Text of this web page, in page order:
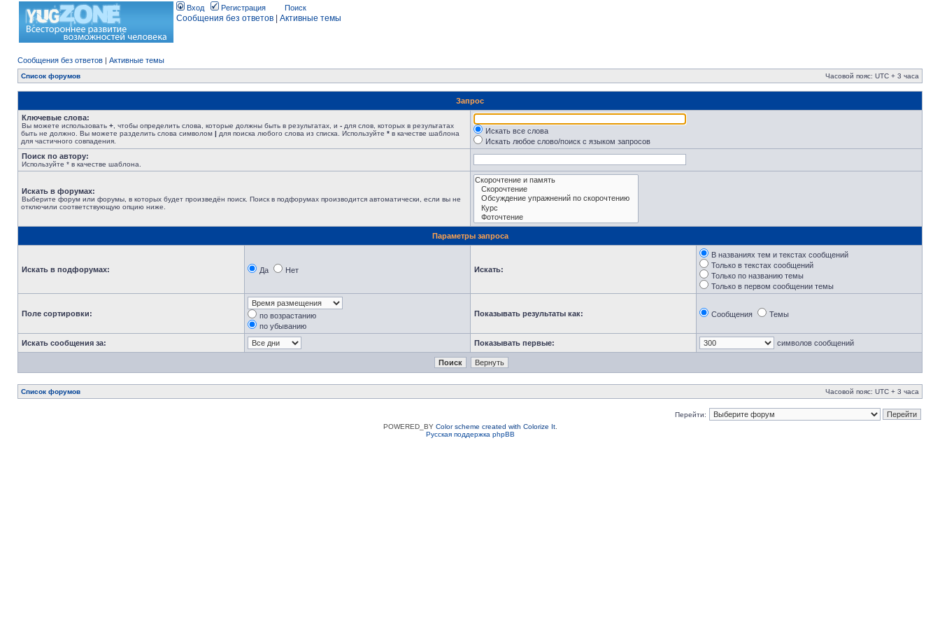
Вход Регистрация Поиск
Сообщения без ответов Активные темы
Сообщения без ответов | Активные темы
Список форумов Часовой пояс: UTC + 3 часа
Запрос
Ключевые слова:
Вы можете использовать + , чтобы определить слова, которые должны быть в результатах, и - для слов, которых в результатах
быть не должно. Вы можете разделить слова символом | для поиска любого слова из списка. Используйте * в качестве шаблона
для частичного совпадения.
Искать все слова
Искать любое слово/поиск с языком запросов
Поиск по автору:
Используйте * в качестве шаблона.
Искать в форумах:
Выберите форум или форумы, в которых будет произведён поиск. Поиск в подфорумах производится автоматически, если вы не
отключили соответствующую опцию ниже.
Параметры запроса
Искать в подфорумах: Да Нет Искать:
В названиях тем и текстах сообщений
Только в текстах сообщений
Только по названию темы
Только в первом сообщении темы
Поле сортировки:
по возрастанию
по убыванию
Показывать результаты как: Сообщения Темы
Искать сообщения за: Показывать первые: символов сообщений
Список форумов Часовой пояс: UTC + 3 часа
Перейти:
POWERED_BY Color scheme created with Colorize It.
Русская поддержка phpBB